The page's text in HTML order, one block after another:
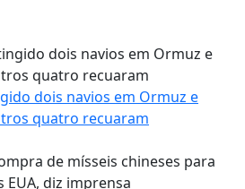
dois navios em Ormuz e
quatro recuaram